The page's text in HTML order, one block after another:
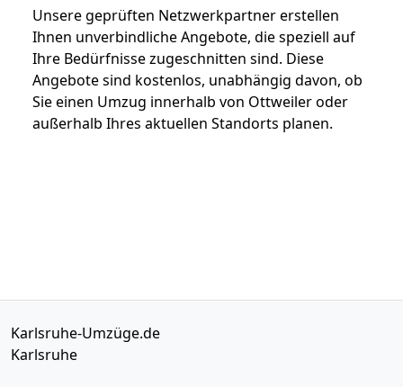
Unsere geprüften Netzwerkpartner erstellen
Ihnen unverbindliche Angebote, die speziell auf
Ihre Bedürfnisse zugeschnitten sind. Diese
Angebote sind kostenlos, unabhängig davon, ob
Sie einen Umzug innerhalb von Ottweiler oder
außerhalb Ihres aktuellen Standorts planen.
Karlsruhe-Umzüge.de
Karlsruhe